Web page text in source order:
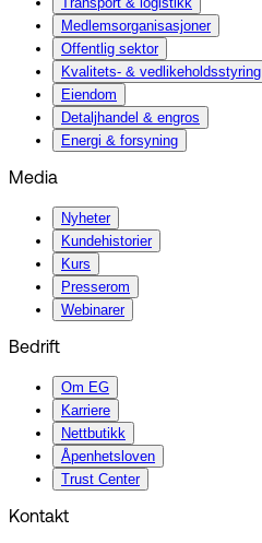
Medlemsorganisasjoner
Offentlig sektor
Kvalitets- & vedlikeholdsstyring
Eiendom
Detaljhandel & engros
Energi & forsyning
Media
Nyheter
Kundehistorier
Kurs
Presserom
Webinarer
Bedrift
Om EG
Karriere
Nettbutikk
Åpenhetsloven
Trust Center
Kontakt